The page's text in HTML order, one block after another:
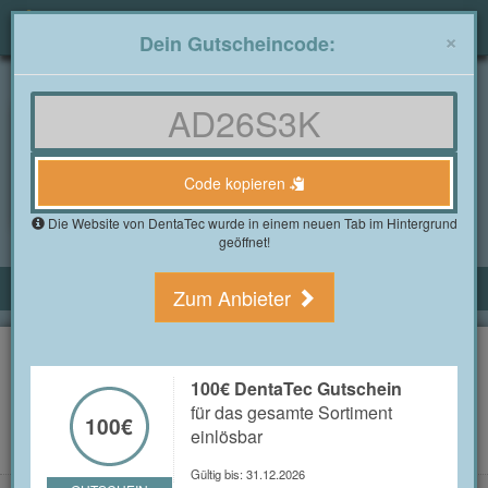
Gutscheine4free.de»Alle Shops»DentaTec Gutscheine
1 Bewertung(en)
DentaTec Gutscheine im
August 2026
ALLE DENTATEC GUTSCHEINE
500€
GUTSCHEIN
für das gesamte Sortiment einlösbar
GUTSCHEIN ANZEIGEN
Gültig bis: 31.12.2026
×
Dein Gutscheincode:
Code kopieren
Die Website von DentaTec wurde in einem neuen Tab im Hintergrund
geöffnet!
Zum Anbieter
100€
100€ DentaTec Gutschein
für das gesamte Sortiment
einlösbar
Gültig bis: 31.12.2026